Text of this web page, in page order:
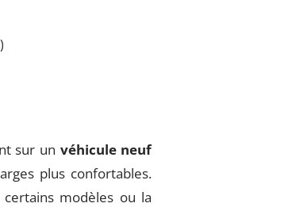
sur un véhicule neuf
plus confortables.
modèles ou la